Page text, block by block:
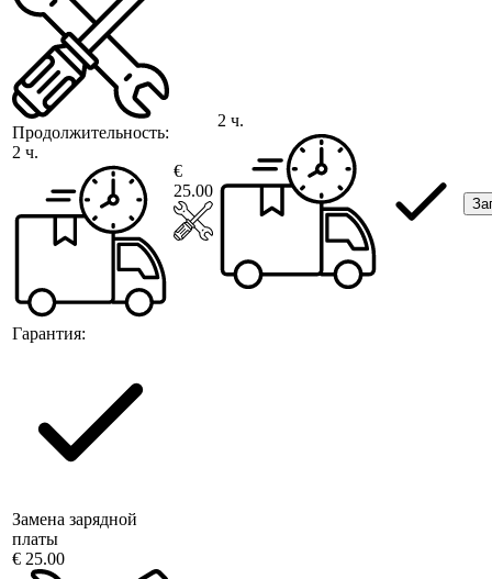
Продолжительность:
2 ч.
Гарантия:
€
25.00
2 ч.
Замена зарядной
платы
€ 25.00